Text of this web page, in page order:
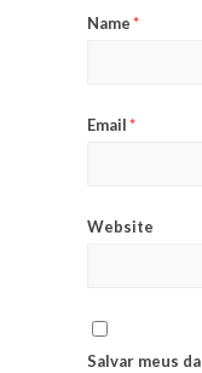
Name*
Email*
Website
Salvar meus